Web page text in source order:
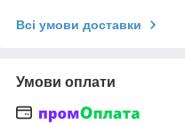
Всі умови доставки
Умови оплати